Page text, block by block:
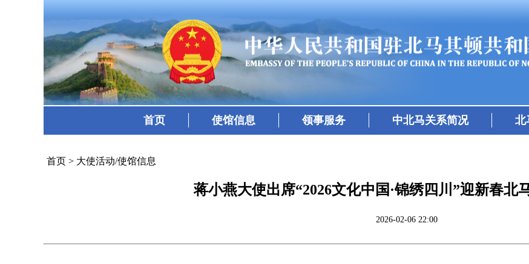
首页 使馆信息 领事服务 中北马关系简况 北
首页 > 大使活动/使馆信息
蒋小燕大使出席“2026文化中国·锦绣四川”迎新春北
2026-02-06 22:00